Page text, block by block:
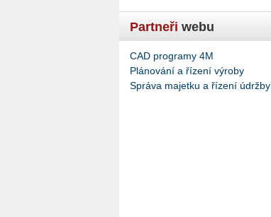
Partneři webu
CAD programy 4M
Plánování a řízení výroby
Správa majetku a řízení údržby